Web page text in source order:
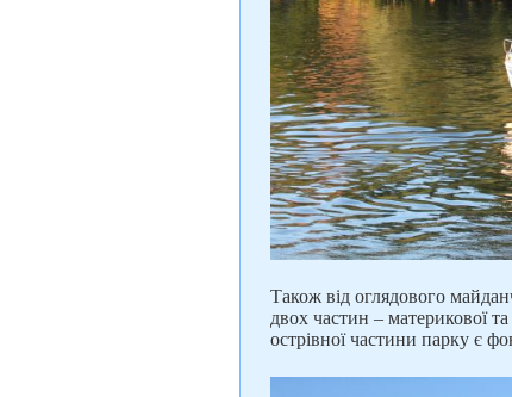
Також від оглядового
двох частин – материкової
острівної частини парку є